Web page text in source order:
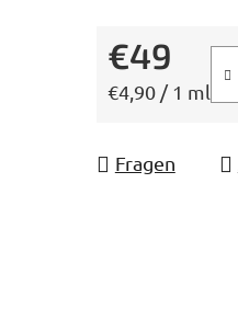
€49
Verkaufspreis:
€4,90 / 1 ml
Fragen